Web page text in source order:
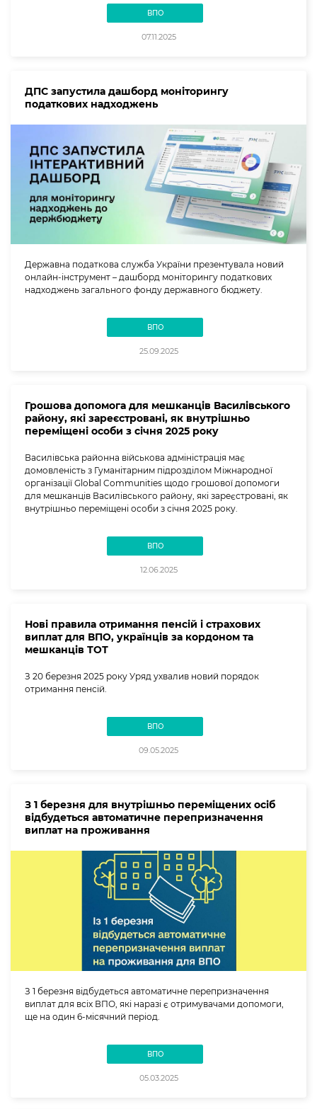
ВПО
07.11.2025
ДПС запустила дашборд моніторингу
податкових надходжень
Державна податкова служба України презентувала новий
онлайн-інструмент – дашборд моніторингу податкових
надходжень загального фонду державного бюджету.
ВПО
25.09.2025
Грошова допомога для мешканців Василівського
району, які зареєстровані, як внутрішньо
переміщені особи з січня 2025 року
Василівська районна військова адміністрація має
домовленість з Гуманітарним підрозділом Міжнародної
організації Global Communities щодо грошової допомоги
для мешканців Василівського району, які зареєстровані, як
внутрішньо переміщені особи з січня 2025 року.
ВПО
12.06.2025
Нові правила отримання пенсій і страхових
виплат для ВПО, українців за кордоном та
мешканців ТОТ
З 20 березня 2025 року Уряд ухвалив новий порядок
отримання пенсій.
ВПО
09.05.2025
З 1 березня для внутрішньо переміщених осіб
відбудеться автоматичне перепризначення
виплат на проживання
З 1 березня відбудеться автоматичне перепризначення
виплат для всіх ВПО, які наразі є отримувачами допомоги,
ще на один 6-місячний період.
ВПО
05.03.2025